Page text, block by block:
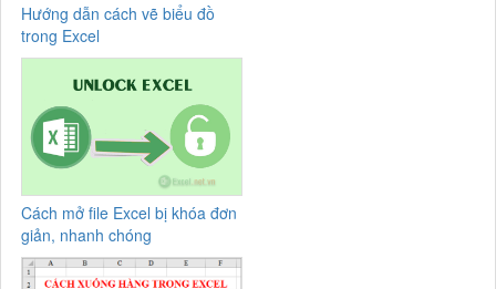
Hướng dẫn cách vẽ biểu đồ
trong Excel
Cách mở file Excel bị khóa đơn
giản, nhanh chóng